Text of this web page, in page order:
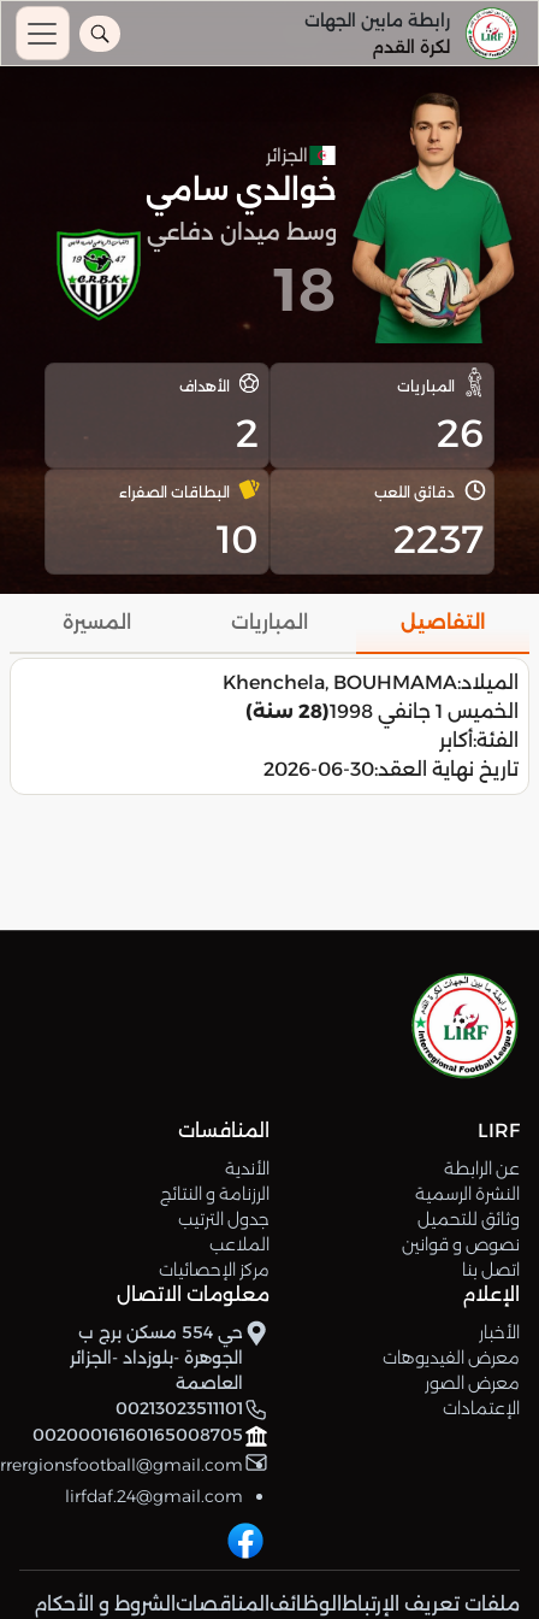
رابطة مابين الجهات
لكرة القدم
الجزائر
خوالدي سامي
وسط ميدان دفاعي
18
المباريات
26
الأهداف
2
دقائق اللعب
2237
البطاقات الصفراء
10
التفاصيل المباريات المسيرة
الميلاد:Khenchela, BOUHMAMA
الخميس 1 جانفي 1998
(28 سنة)
الفئة:أكابر
تاريخ نهاية العقد:2026-06-30
LIRF
عن الرابطة
النشرة الرسمية
وثائق للتحميل
نصوص و قوانين
اتصل بنا
المنافسات
الأندية
الرزنامة و النتائج
جدول الترتيب
الملاعب
مركز الإحصائيات
الإعلام
الأخبار
معرض الفيديوهات
معرض الصور
الإعتمادات
معلومات الاتصال
حي 554 مسكن برج ب
الجوهرة -بلوزداد -الجزائر
العاصمة
00213023511101
00200016160165008705
lirfdaf.24@gmail.com
ملفات تعريف الإرتباط الوظائف المناقصات الشروط و الأحكام